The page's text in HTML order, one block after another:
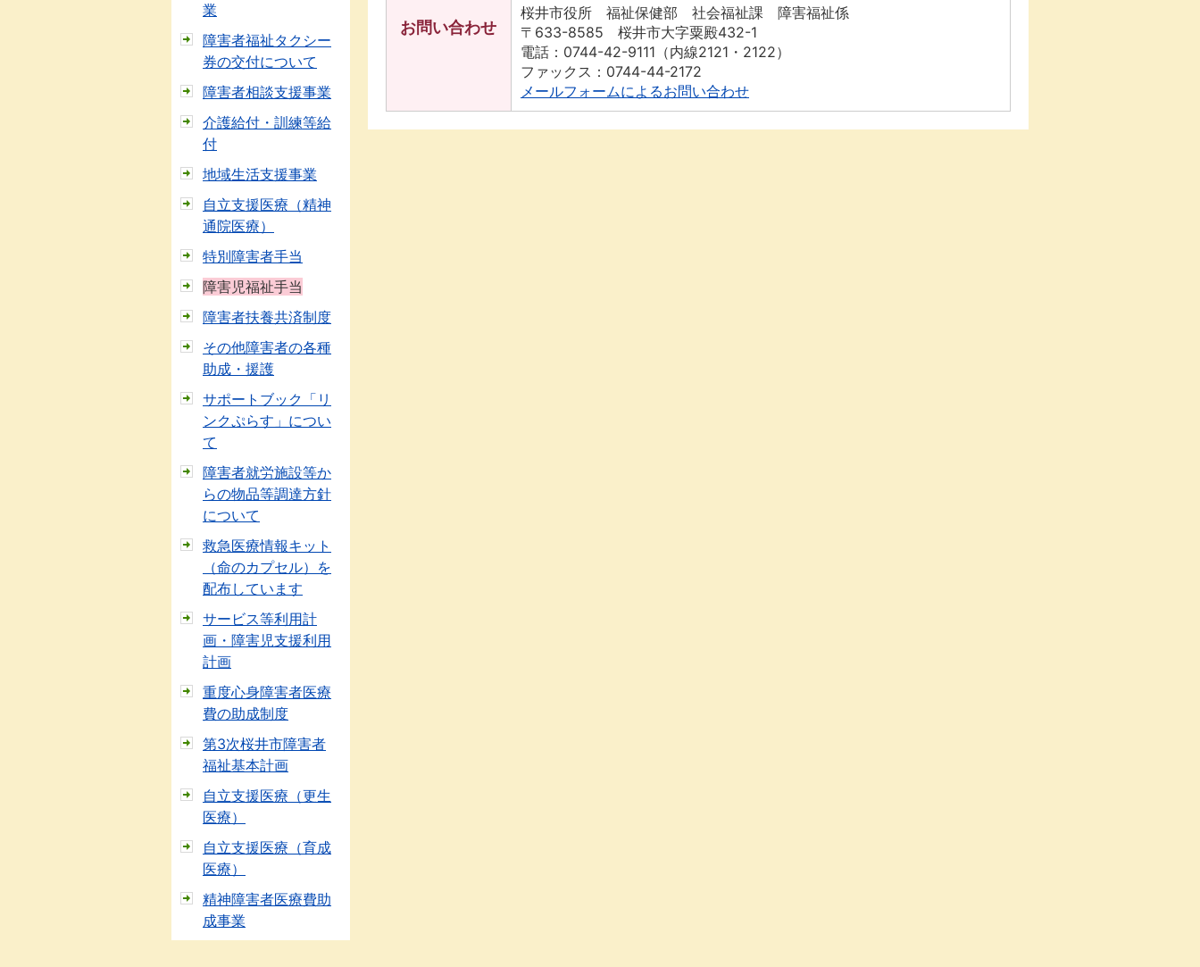
業
障害者福祉タクシー
券の交付について
障害者相談支援事業
介護給付・訓練等給
付
地域生活支援事業
自立支援医療（精神
通院医療）
特別障害者手当
障害児福祉手当
障害者扶養共済制度
その他障害者の各種
助成・援護
サポートブック「リ
ンクぷらす」につい
て
障害者就労施設等か
らの物品等調達方針
について
救急医療情報キット
（命のカプセル）を
配布しています
サービス等利用計
画・障害児支援利用
計画
重度心身障害者医療
費の助成制度
第3次桜井市障害者
福祉基本計画
自立支援医療（更生
医療）
自立支援医療（育成
医療）
精神障害者医療費助
成事業
お問い合わせ
桜井市役所 福祉保健部 社会福祉課 障害福祉係
〒633-8585 桜井市大字粟殿432-1
電話：0744-42-9111（内線2121・2122）
ファックス：0744-44-2172
メールフォームによるお問い合わせ